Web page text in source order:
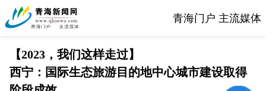
青海门户 主流媒体
【2023，我们这样走过】
西宁：国际生态旅游目的地中心城市建设取得